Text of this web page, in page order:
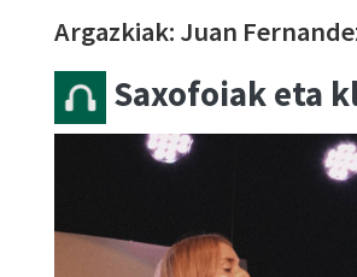
Argazkiak: Juan
Saxofoiak eta